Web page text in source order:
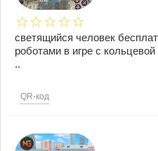
светящийся человек
роботами в игре с
..
QR-код